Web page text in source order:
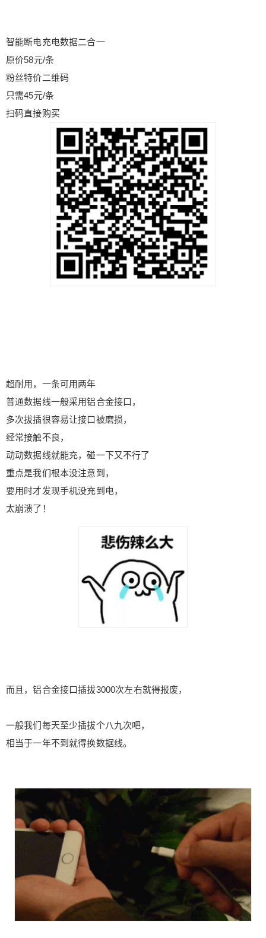
智能断电充电数据二合一
原价58元/条
粉丝特价二维码
只需45元/条
扫码直接购买
超耐用，一条可用两年
普通数据线一般采用铝合金接口，
多次拔插很容易让接口被磨损，
经常接触不良，
动动数据线就能充，碰一下又不行了
重点是我们根本没注意到，
要用时才发现手机没充到电，
太崩溃了！
而且，铝合金接口插拔3000次左右就得报废，
一般我们每天至少插拔个八九次吧，
相当于一年不到就得换数据线。